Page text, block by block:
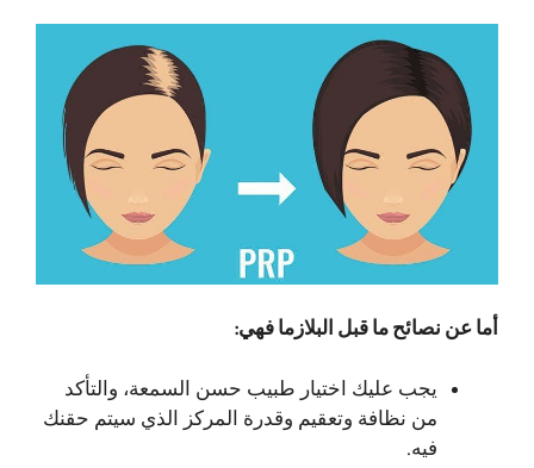
أما عن نصائح ما قبل البلازما فهي:
يجب عليك اختيار طبيب حسن السمعة، والتأكد
من نظافة وتعقيم وقدرة المركز الذي سيتم حقنك
فيه.